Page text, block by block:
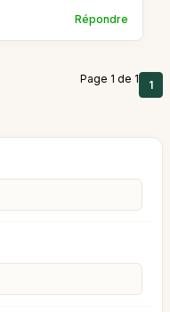
Répondre
Page 1 de 1 1